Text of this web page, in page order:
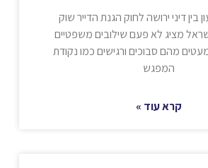
דיני ירושה לחוק הגנת הדייר שוק
מציג לא פעם שילובים משפטיים
מהם סבוכים ורגישים כמו נקודת
המפגש
קרא עוד »